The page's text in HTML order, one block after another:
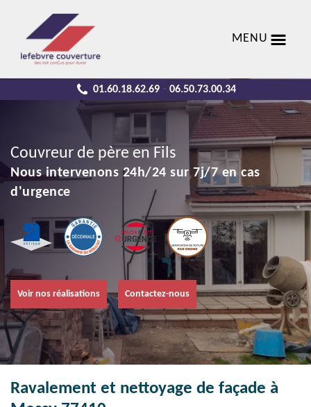
MENU
01.60.18.62.69 - 06.50.73.00.34
Couvreur de père en Fils
Nous intervenons 24h/24 sur 7j/7 en cas
d'urgence
Voir nos réalisations Contactez-nous
Ravalement et nettoyage de façade à